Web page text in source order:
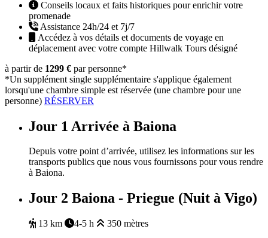
Conseils locaux et faits historiques pour enrichir votre
promenade
Assistance 24h/24 et 7j/7
Accédez à vos détails et documents de voyage en
déplacement avec votre compte Hillwalk Tours désigné
à partir de 1299 € par personne*
*Un supplément single supplémentaire s'applique également
lorsqu'une chambre simple est réservée (une chambre pour une
personne) RÉSERVER
Jour 1 Arrivée à Baiona
Depuis votre point d’arrivée, utilisez les informations sur les
transports publics que nous vous fournissons pour vous rendre
à Baiona.
Jour 2 Baiona - Priegue (Nuit à Vigo)
13 km 4-5 h
350 mètres